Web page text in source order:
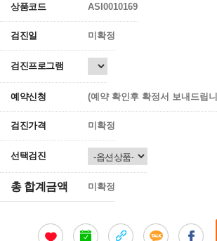
상품코드 ASI0010169
검진일 미확정
검진프로그램
예약신청 (예약 확인후 확정서 보내드립
검진가격 미확정
선택검진
총 합계금액 미확정